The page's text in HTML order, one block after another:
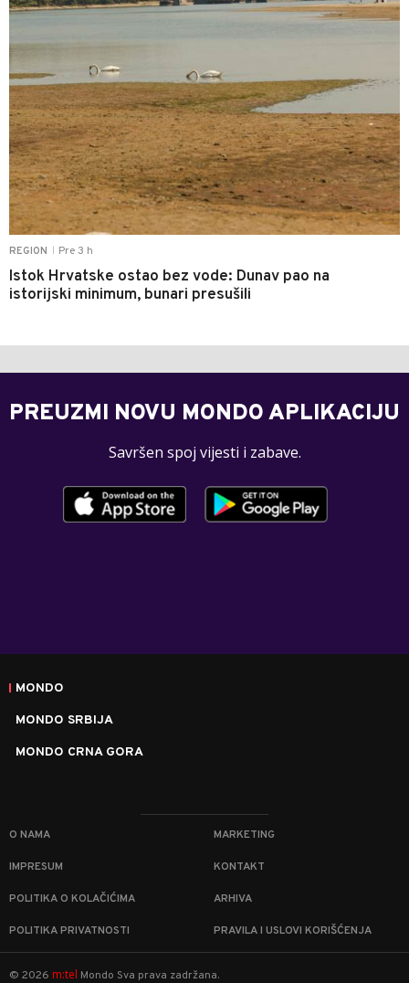
REGION Pre 3 h
Istok Hrvatske ostao bez vode: Dunav pao na
istorijski minimum, bunari presušili
PREUZMI NOVU MONDO APLIKACIJU
Savršen spoj vijesti i zabave.
MONDO
MONDO SRBIJA
MONDO CRNA GORA
O NAMA MARKETING
IMPRESUM KONTAKT
POLITIKA O KOLAČIĆIMA ARHIVA
POLITIKA PRIVATNOSTI PRAVILA I USLOVI KORIŠĆENJA
© 2026 m:tel Mondo Sva prava zadržana.